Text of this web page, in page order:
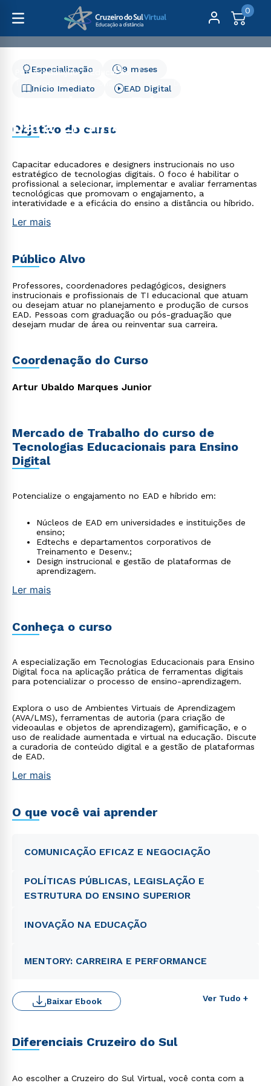
0
Pós-Graduação
Educação
Tecnologias Educacionais para Ensino Digital
para Ensino Digital
Início Imediato
9 meses
Especialização
EAD Digital
Objetivo do curso
Capacitar educadores e designers instrucionais no uso
estratégico de tecnologias digitais. O foco é habilitar o
profissional a selecionar, implementar e avaliar ferramentas
tecnológicas que promovam o engajamento, a
interatividade e a eficácia do ensino a distância ou híbrido.
Ler mais
Público Alvo
Professores, coordenadores pedagógicos, designers
instrucionais e profissionais de TI educacional que atuam
ou desejam atuar no planejamento e produção de cursos
EAD. Pessoas com graduação ou pós-graduação que
desejam mudar de área ou reinventar sua carreira.
Coordenação do Curso
Artur Ubaldo Marques Junior
Mercado de Trabalho do curso de
Tecnologias Educacionais para Ensino
Digital
Potencialize o engajamento no EAD e híbrido em:
Núcleos de EAD em universidades e instituições de
ensino;
Edtechs e departamentos corporativos de
Treinamento e Desenv.;
Design instrucional e gestão de plataformas de
aprendizagem.
Ler mais
Conheça o curso
A especialização em Tecnologias Educacionais para Ensino
Digital foca na aplicação prática de ferramentas digitais
para potencializar o processo de ensino-aprendizagem.
Explora o uso de Ambientes Virtuais de Aprendizagem
(AVA/LMS), ferramentas de autoria (para criação de
videoaulas e objetos de aprendizagem), gamificação, e o
uso de realidade aumentada e virtual na educação. Discute
a curadoria de conteúdo digital e a gestão de plataformas
de EAD.
Ler mais
O que você vai aprender
COMUNICAÇÃO EFICAZ E NEGOCIAÇÃO
POLÍTICAS PÚBLICAS, LEGISLAÇÃO E
ESTRUTURA DO ENSINO SUPERIOR
INOVAÇÃO NA EDUCAÇÃO
MENTORY: CARREIRA E PERFORMANCE
Ver Tudo +
Baixar Ebook
Diferenciais Cruzeiro do Sul
Ao escolher a Cruzeiro do Sul Virtual, você conta com a